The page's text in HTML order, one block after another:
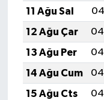
11 Ağu Sal
12 Ağu Çar
13 Ağu Per
14 Ağu Cum
15 Ağu Cts